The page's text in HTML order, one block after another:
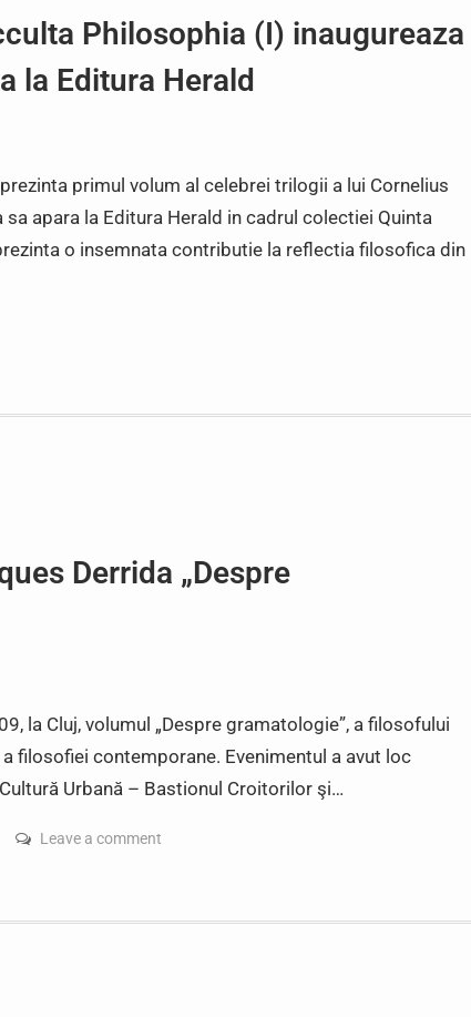
Philosophia (I) inaugureaza
la Editura Herald
primul volum al celebrei trilogii a lui Cornelius
apara la Editura Herald in cadrul colectiei Quinta
o insemnata contributie la reflectia filosofica din
Derrida „Despre
la Cluj, volumul „Despre gramatologie”, a filosofului
filosofiei contemporane. Evenimentul a avut loc
Urbană – Bastionul Croitorilor şi…
Leave a comment